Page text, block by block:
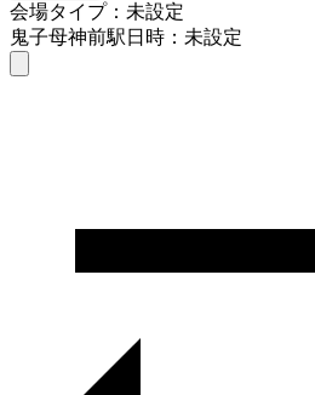
会場タイプ：未設定
鬼子母神前駅日時：未設定